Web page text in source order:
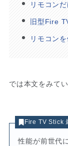
リモコン
旧型Fire
リモコン
では本文をみて
Fire TV Stick
性能が前世代